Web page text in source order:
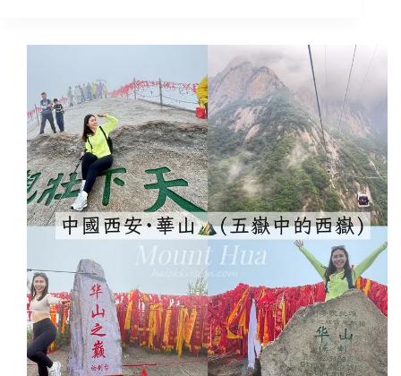
赳
價/
座
位/
心
得
記
錄
安
明
宮
宴
沉
浸
式
體
盛
唐
宮
廷
餐
秀!